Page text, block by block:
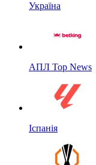
Україна
АПЛ Top News
Іспанія